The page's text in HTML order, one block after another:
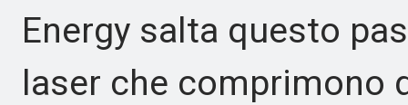
Energy salta questo
laser che comprimono